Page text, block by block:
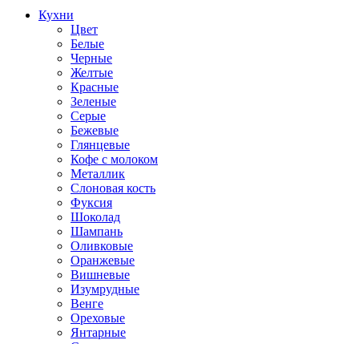
Кухни
Цвет
Белые
Черные
Желтые
Красные
Зеленые
Серые
Бежевые
Глянцевые
Кофе с молоком
Металлик
Слоновая кость
Фуксия
Шоколад
Шампань
Оливковые
Оранжевые
Вишневые
Изумрудные
Венге
Ореховые
Янтарные